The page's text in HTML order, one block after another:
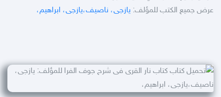
عرض جميع الكتب للمؤلف: يازجى، ناصيف،يازجى، ابراهيم،